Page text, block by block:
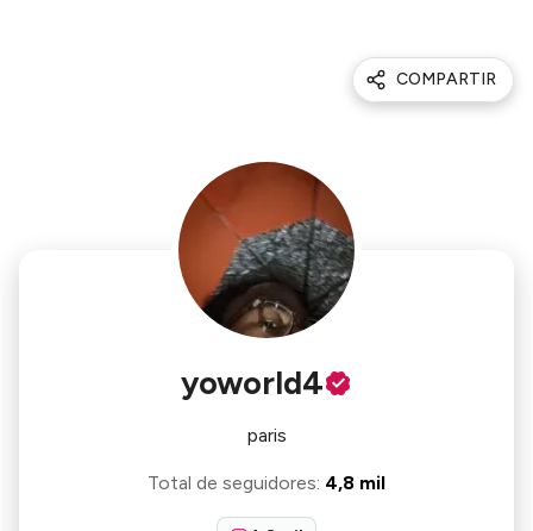
COMPARTIR
yoworld4
paris
Total de seguidores: 4,8 mil